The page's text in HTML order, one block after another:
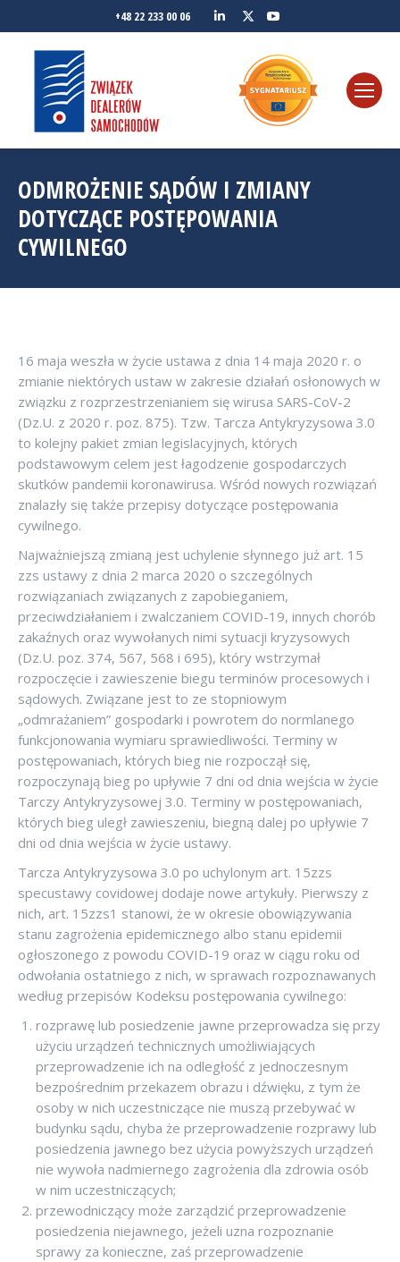
+48 22 233 00 06
Linkedin
Twitter
ODMROŻENIE SĄDÓW I ZMIANY
DOTYCZĄCE POSTĘPOWANIA
CYWILNEGO
16 maja weszła w życie ustawa z dnia 14 maja 2020 r. o
zmianie niektórych ustaw w zakresie działań osłonowych w
związku z rozprzestrzenianiem się wirusa SARS-CoV-2
(Dz.U. z 2020 r. poz. 875). Tzw. Tarcza Antykryzysowa 3.0
to kolejny pakiet zmian legislacyjnych, których
podstawowym celem jest łagodzenie gospodarczych
skutków pandemii koronawirusa. Wśród nowych rozwiązań
znalazły się także przepisy dotyczące postępowania
cywilnego.
Najważniejszą zmianą jest uchylenie słynnego już art. 15
zzs ustawy z dnia 2 marca 2020 o szczególnych
rozwiązaniach związanych z zapobieganiem,
przeciwdziałaniem i zwalczaniem COVID-19, innych chorób
zakaźnych oraz wywołanych nimi sytuacji kryzysowych
(Dz.U. poz. 374, 567, 568 i 695), który wstrzymał
rozpoczęcie i zawieszenie biegu terminów procesowych i
sądowych. Związane jest to ze stopniowym
„odmrażaniem” gospodarki i powrotem do normlanego
funkcjonowania wymiaru sprawiedliwości. Terminy w
postępowaniach, których bieg nie rozpoczął się,
rozpoczynają bieg po upływie 7 dni od dnia wejścia w życie
Tarczy Antykryzysowej 3.0. Terminy w postępowaniach,
których bieg uległ zawieszeniu, biegną dalej po upływie 7
dni od dnia wejścia w życie ustawy.
Tarcza Antykryzysowa 3.0 po uchylonym art. 15zzs
specustawy covidowej dodaje nowe artykuły. Pierwszy z
nich, art. 15zzs1 stanowi, że w okresie obowiązywania
stanu zagrożenia epidemicznego albo stanu epidemii
ogłoszonego z powodu COVID-19 oraz w ciągu roku od
odwołania ostatniego z nich, w sprawach rozpoznawanych
według przepisów Kodeksu postępowania cywilnego:
rozprawę lub posiedzenie jawne przeprowadza się przy
użyciu urządzeń technicznych umożliwiających
przeprowadzenie ich na odległość z jednoczesnym
bezpośrednim przekazem obrazu i dźwięku, z tym że
osoby w nich uczestniczące nie muszą przebywać w
budynku sądu, chyba że przeprowadzenie rozprawy lub
posiedzenia jawnego bez użycia powyższych urządzeń
nie wywoła nadmiernego zagrożenia dla zdrowia osób
w nim uczestniczących;
przewodniczący może zarządzić przeprowadzenie
posiedzenia niejawnego, jeżeli uzna rozpoznanie
sprawy za konieczne, zaś przeprowadzenie